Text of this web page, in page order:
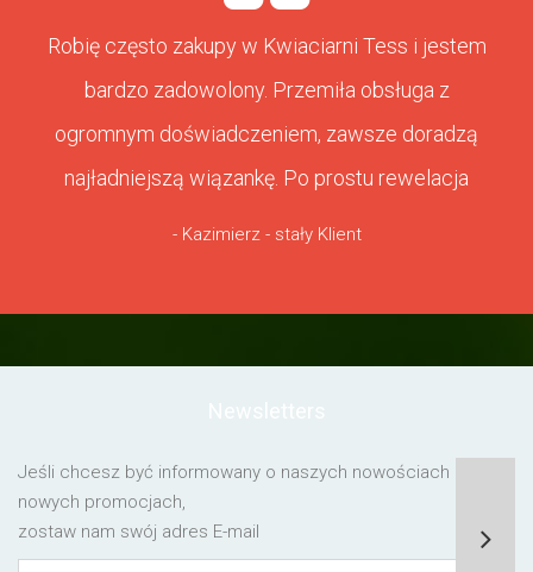
Robię często zakupy w Kwiaciarni Tess i jestem
bardzo zadowolony. Przemiła obsługa z
ogromnym doświadczeniem, zawsze doradzą
najładniejszą wiązankę. Po prostu rewelacja
- Kazimierz - stały Klient
Jeśli chcesz być informowany o naszych nowościach lub o
nowych promocjach,
zostaw nam swój adres E-mail